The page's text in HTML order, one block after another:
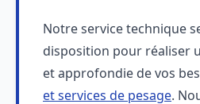
Notre service technique
disposition pour réaliser
et approfondie de vos
et services de pesage.